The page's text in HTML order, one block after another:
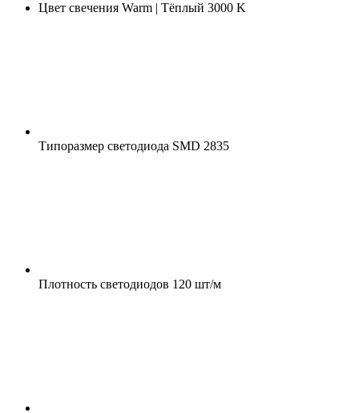
Цвет свечения Warm | Тёплый 3000 K
Типоразмер светодиода SMD 2835
Плотность светодиодов 120 шт/м